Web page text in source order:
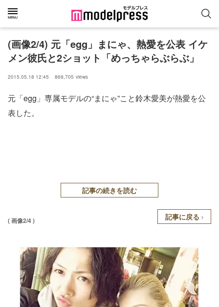
(画像2/4) 元「egg」まにゃ、熱愛を公表 イケ
メン彼氏と2ショット「めっちゃらぶらぶ」
2015.05.18 12:45 869,705 views
元「egg」専属モデルの“まにゃ”こと鈴木愛美が熱愛を公
表した。
記事の続きを読む
( 画像2/4 ) 記事に戻る